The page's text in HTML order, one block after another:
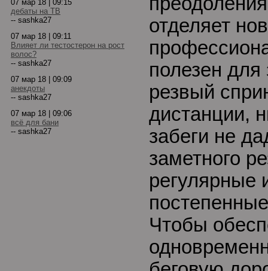
07 мар 18 | 09:15
дебаты на ТВ
-- sashka27
07 мар 18 | 09:11
Влияет ли тестостерон на рост
волос?
-- sashka27
07 мар 18 | 09:09
анекдоты
-- sashka27
07 мар 18 | 09:06
всё для бани
-- sashka27
отделяет
полезен для
резвый
дистанции,
забеги не
заметного
регулярные
Чтобы